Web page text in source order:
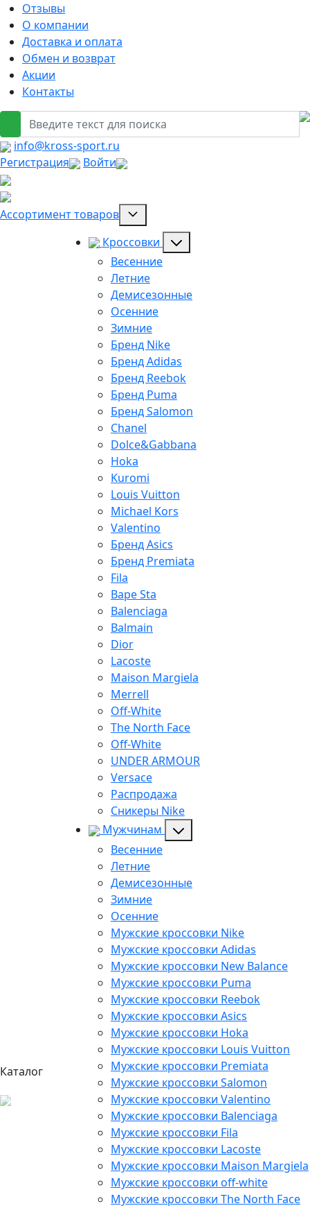
Отзывы
О компании
Доставка и оплата
Обмен и возврат
Акции
Контакты
info@kross-sport.ru
Регистрация
Войти
Ассортимент товаров
Каталог
Кроссовки
Весенние
Летние
Демисезонные
Осенние
Зимние
Бренд Nike
Бренд Adidas
Бренд Reebok
Бренд Puma
Бренд Salomon
Chanel
Dolce&Gabbana
Hoka
Kuromi
Louis Vuitton
Michael Kors
Valentino
Бренд Asics
Бренд Premiata
Fila
Bape Sta
Balenciaga
Balmain
Dior
Lacoste
Maison Margiela
Merrell
Off-White
The North Face
Off-White
UNDER ARMOUR
Versace
Распродажа
Сникеры Nike
Мужчинам
Весенние
Летние
Демисезонные
Зимние
Осенние
Мужские кроссовки Nike
Мужские кроссовки Adidas
Мужские кроссовки New Balance
Мужские кроссовки Puma
Мужские кроссовки Reebok
Мужские кроссовки Asics
Мужские кроссовки Hoka
Мужские кроссовки Louis Vuitton
Мужские кроссовки Premiata
Мужские кроссовки Salomon
Мужские кроссовки Valentino
Мужские кроссовки Balenciaga
Мужские кроссовки Fila
Мужские кроссовки Lacoste
Мужские кроссовки Maison Margiela
Мужские кроссовки off-white
Мужские кроссовки The North Face